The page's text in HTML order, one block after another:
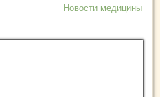
Новости медицины